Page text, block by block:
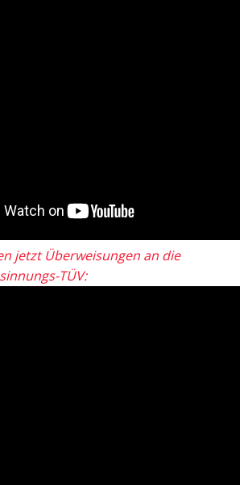
jetzt Überweisungen an die
TÜV: